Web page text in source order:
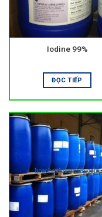
Mục tiêu chính của
các chất gây hại.
hoặc xả thải theo quy
Vai trò của xử lý
Nước là yếu tố
nghiệp. Khi nước
và thiết bị sẽ tăng cao.
Việc sử dụng đúng
hơn và ổn định lâu
động hiệu quả hơn.
Các nhóm hóa
Hóa chất keo tụ và
Iodine 99%
ĐỌC TIẾP